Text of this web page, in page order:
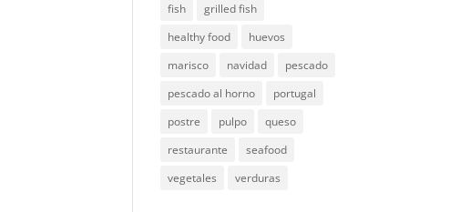
fish
grilled fish
healthy food
huevos
marisco
navidad
pescado
pescado al horno
portugal
postre
pulpo
queso
restaurante
seafood
vegetales
verduras